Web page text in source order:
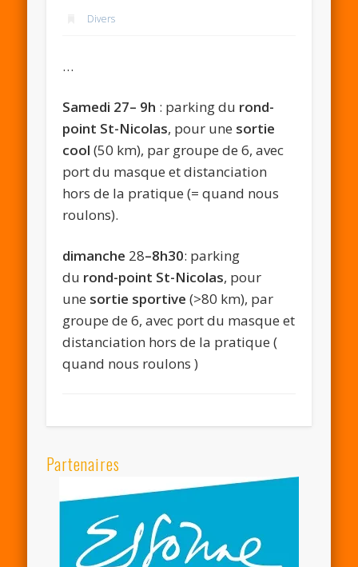
Divers
…
Samedi 27– 9h : parking du rond-
point St-Nicolas, pour une sortie
cool (50 km), par groupe de 6, avec
port du masque et distanciation
hors de la pratique (= quand nous
roulons).
dimanche 28–8h30: parking
du rond-point St-Nicolas, pour
une sortie sportive (>80 km), par
groupe de 6, avec port du masque et
distanciation hors de la pratique (
quand nous roulons )
Partenaires